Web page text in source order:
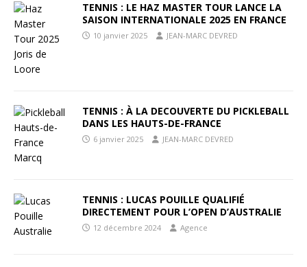
TENNIS : LE HAZ MASTER TOUR LANCE LA
SAISON INTERNATIONALE 2025 EN FRANCE
10 janvier 2025 JEAN-MARC DEVRED
TENNIS : À LA DECOUVERTE DU PICKLEBALL
DANS LES HAUTS-DE-FRANCE
6 janvier 2025 JEAN-MARC DEVRED
TENNIS : LUCAS POUILLE QUALIFIÉ
DIRECTEMENT POUR L’OPEN D’AUSTRALIE
12 décembre 2024 Agence